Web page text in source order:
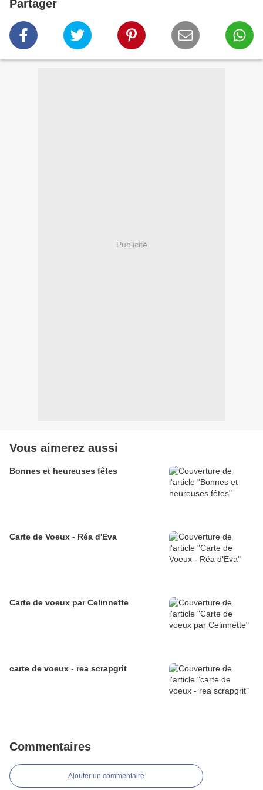
Partager
Publicité
Vous aimerez aussi
Bonnes et heureuses fêtes
Carte de Voeux - Réa d'Eva
Carte de voeux par Celinnette
carte de voeux - rea scrapgrit
Commentaires
Ajouter un commentaire